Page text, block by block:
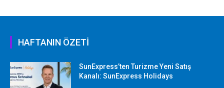
HAFTANIN ÖZETİ
SunExpress’ten Turizme Yeni Satış
Kanalı: SunExpress Holidays